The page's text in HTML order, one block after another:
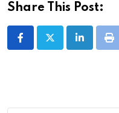
Share This Post:
LinkedIn